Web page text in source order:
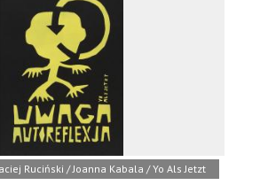
Ruciński / Joanna Kabala / Yo Als Jetzt